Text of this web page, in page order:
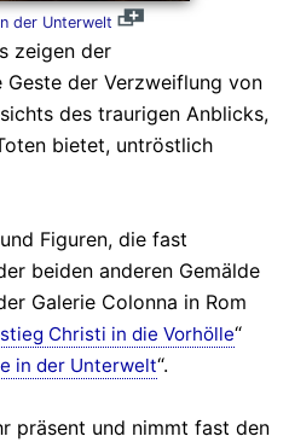
der Unterwelt
zeigen der
Geste der Verzweiflung von
des traurigen Anblicks,
bietet, untröstlich
Figuren, die fast
beiden anderen Gemälde
Galerie Colonna in Rom
Christi in die Vorhölle“
in der Unterwelt“.
präsent und nimmt fast den